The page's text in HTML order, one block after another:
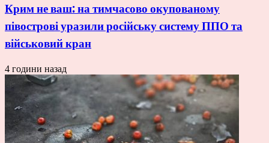
Крим не ваш: на тимчасово окупованому
півострові уразили російську систему ППО та
військовий кран
4 години назад